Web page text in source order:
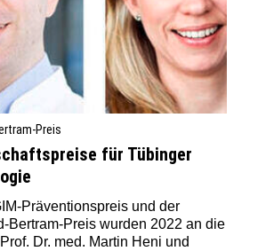
Preis
für Tübinger
Präventionspreis und der
Bertram-Preis wurden 2022 an die
Dr. med. Martin Heni und